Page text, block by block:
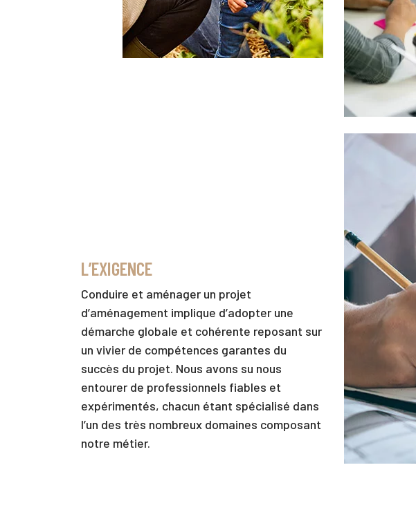
L’EXIGENCE
Conduire et aménager un projet
d’aménagement implique d’adopter une
démarche globale et cohérente reposant sur
un vivier de compétences garantes du
succès du projet. Nous avons su nous
entourer de professionnels fiables et
expérimentés, chacun étant spécialisé dans
l’un des très nombreux domaines composant
notre métier.